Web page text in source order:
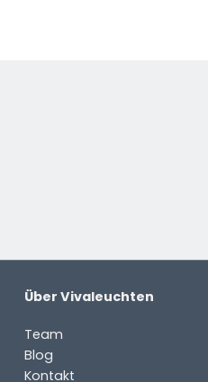
Über Vivaleuchten
Team
Blog
Kontakt